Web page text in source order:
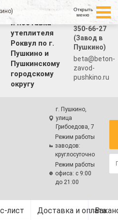
Производство
и поставка
утеплителя
Роквул по г.
Пушкино и
Пушкинскому
городскому
округу
+7 (499)
350-66-27
(Завод в
Пушкино)
beta@beton-
zavod-
pushkino.ru
г. Пушкино,
улица
Грибоедова, 7
Режим работы
заводов:
круглосуточно
Режим работы
офиса: с 9:00
до 21:00
лист Доставка и оплата
Открыть
меню